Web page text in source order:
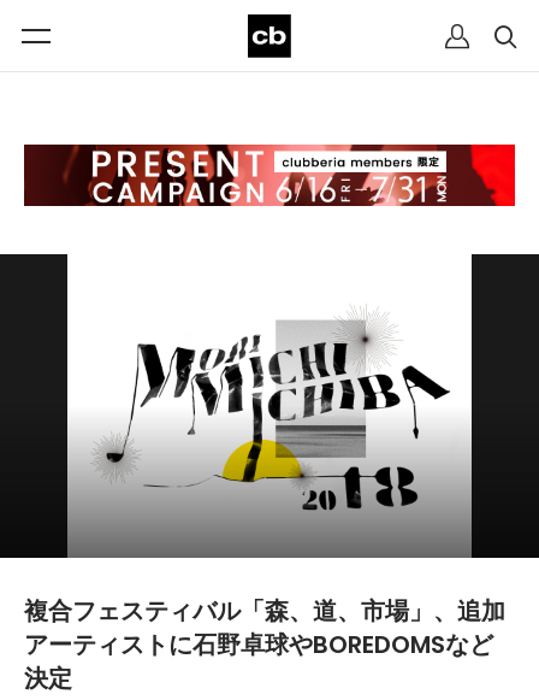
複合フェスティバル「森、道、市場」、追加
アーティストに石野卓球やBOREDOMSなど
決定